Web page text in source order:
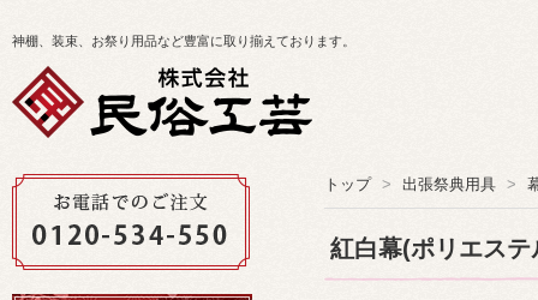
神棚、装束、お祭り用品など豊富に取り揃えております。
トップ > 出張祭典用具 >
紅白幕(ポリエステ